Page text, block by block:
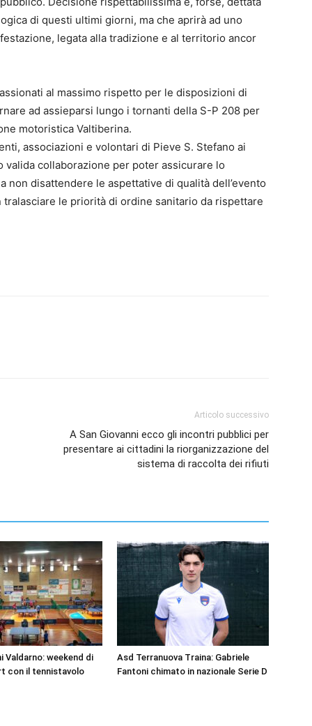
di questi ultimi giorni, ma che aprirà ad uno
legata alla tradizione e al territorio ancor
al massimo rispetto per le disposizioni di
ad assieparsi lungo i tornanti della S-P 208 per
motoristica Valtiberina.
associazioni e volontari di Pieve S. Stefano ai
valida collaborazione per poter assicurare lo
non disattendere le aspettative di qualità dell’evento
le priorità di ordine sanitario da rispettare
Articolo successivo
A San Giovanni ecco gli incontri pubblici per
presentare ai cittadini la riorganizzazione del
sistema di raccolta dei rifiuti
Valdarno: weekend di
con il tennistavolo
Asd Terranuova Traina: Gabriele
Fantoni chimato in nazionale Serie D